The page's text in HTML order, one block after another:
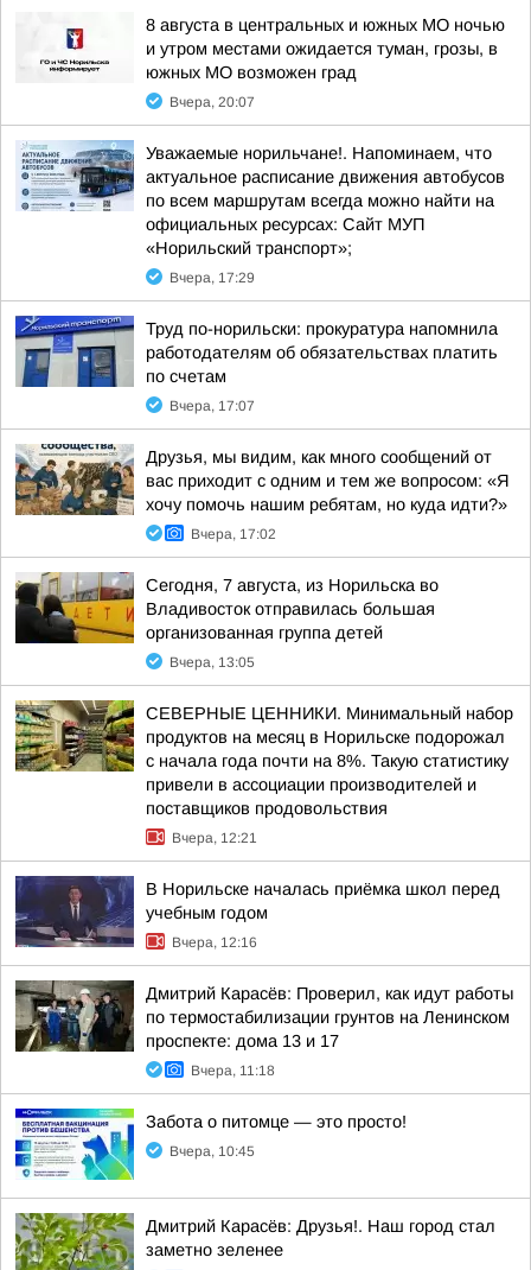
8 августа в центральных и южных МО ночью
и утром местами ожидается туман, грозы, в
южных МО возможен град
Вчера, 20:07
Уважаемые норильчане!. Напоминаем, что
актуальное расписание движения автобусов
по всем маршрутам всегда можно найти на
официальных ресурсах: Сайт МУП
«Норильский транспорт»;
Вчера, 17:29
Труд по-норильски: прокуратура напомнила
работодателям об обязательствах платить
по счетам
Вчера, 17:07
Друзья, мы видим, как много сообщений от
вас приходит с одним и тем же вопросом: «Я
хочу помочь нашим ребятам, но куда идти?»
Вчера, 17:02
Сегодня, 7 августа, из Норильска во
Владивосток отправилась большая
организованная группа детей
Вчера, 13:05
СЕВЕРНЫЕ ЦЕННИКИ. Минимальный набор
продуктов на месяц в Норильске подорожал
с начала года почти на 8%. Такую статистику
привели в ассоциации производителей и
поставщиков продовольствия
Вчера, 12:21
В Норильске началась приёмка школ перед
учебным годом
Вчера, 12:16
Дмитрий Карасёв: Проверил, как идут работы
по термостабилизации грунтов на Ленинском
проспекте: дома 13 и 17
Вчера, 11:18
Забота о питомце — это просто!
Вчера, 10:45
Дмитрий Карасёв: Друзья!. Наш город стал
заметно зеленее